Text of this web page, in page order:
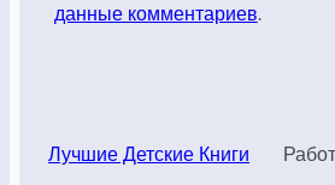
данные комментариев.
Лучшие Детские Книги